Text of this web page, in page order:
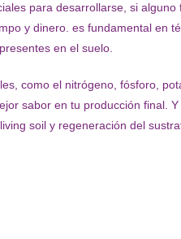
para desarrollarse, si
y dinero. es fundamental en
en el suelo.
como el nitrógeno, fósforo,
sabor en tu producción final.
soil y regeneración del